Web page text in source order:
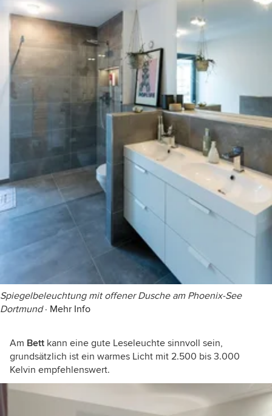
Spiegelbeleuchtung mit offener Dusche am Phoenix-See
Dortmund· Mehr Info
Am Bett kann eine gute Leseleuchte sinnvoll sein,
grundsätzlich ist ein warmes Licht mit 2.500 bis 3.000
Kelvin empfehlenswert.